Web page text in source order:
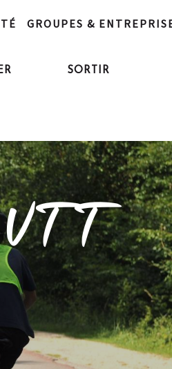
GROUPES &
SORTIR